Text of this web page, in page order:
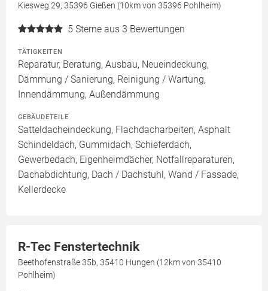
Kiesweg 29, 35396 Gießen (10km von 35396 Pohlheim)
5 Sterne aus 3 Bewertungen
TÄTIGKEITEN
Reparatur, Beratung, Ausbau, Neueindeckung,
Dämmung / Sanierung, Reinigung / Wartung,
Innendämmung, Außendämmung
GEBÄUDETEILE
Satteldacheindeckung, Flachdacharbeiten, Asphalt
Schindeldach, Gummidach, Schieferdach,
Gewerbedach, Eigenheimdächer, Notfallreparaturen,
Dachabdichtung, Dach / Dachstuhl, Wand / Fassade,
Kellerdecke
R-Tec Fenstertechnik
Beethofenstraße 35b, 35410 Hungen (12km von 35410
Pohlheim)